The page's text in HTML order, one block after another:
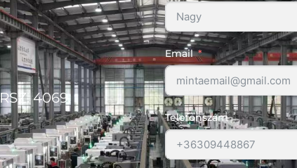
4069.
Email
Telefonszám